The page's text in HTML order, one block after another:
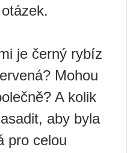
je černý rybíz
Mohou
A kolik
aby byla
pro celou